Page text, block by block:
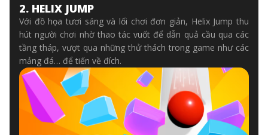
2. HELIX JUMP
Với đồ họa tươi sáng và lối chơi đơn giản, Helix Jump thu
hút người chơi nhờ thao tác vuốt để dẫn quả cầu qua các
tầng tháp, vượt qua những thử thách trong game như các
mảng đá… để tiến về đích.